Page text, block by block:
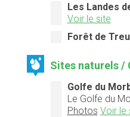
Les Landes
Voir le site
Forêt de
Sites naturels /
Golfe du
Le Golfe du
Photos Voir le